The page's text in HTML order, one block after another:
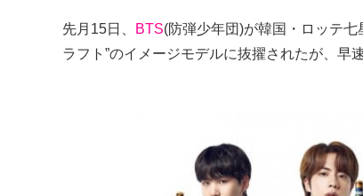
先月15日、 BTS(防弾少年団)が韓国・ロッテ七
ラフト”のイメージモデルに抜擢されたが、早